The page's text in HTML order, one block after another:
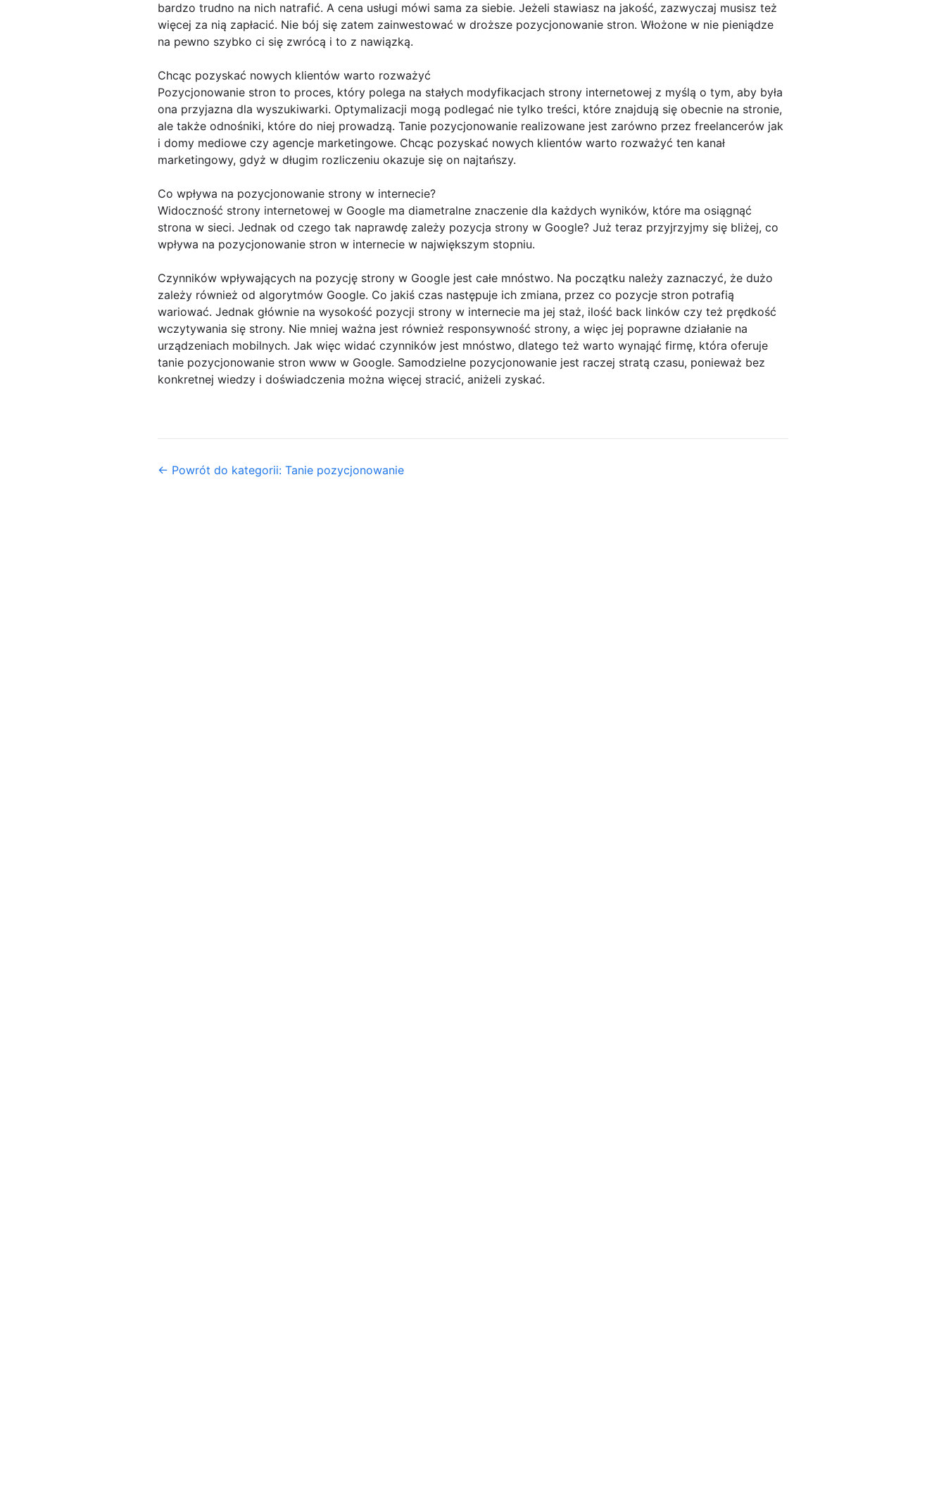
bardzo trudno na nich natrafić. A cena usługi mówi sama za siebie. Jeżeli stawiasz na jakość, zazwyczaj musisz też
więcej za nią zapłacić. Nie bój się zatem zainwestować w droższe pozycjonowanie stron. Włożone w nie pieniądze
na pewno szybko ci się zwrócą i to z nawiązką.
Chcąc pozyskać nowych klientów warto rozważyć
Pozycjonowanie stron to proces, który polega na stałych modyfikacjach strony internetowej z myślą o tym, aby była
ona przyjazna dla wyszukiwarki. Optymalizacji mogą podlegać nie tylko treści, które znajdują się obecnie na stronie,
ale także odnośniki, które do niej prowadzą. Tanie pozycjonowanie realizowane jest zarówno przez freelancerów jak
i domy mediowe czy agencje marketingowe. Chcąc pozyskać nowych klientów warto rozważyć ten kanał
marketingowy, gdyż w długim rozliczeniu okazuje się on najtańszy.
Co wpływa na pozycjonowanie strony w internecie?
Widoczność strony internetowej w Google ma diametralne znaczenie dla każdych wyników, które ma osiągnąć
strona w sieci. Jednak od czego tak naprawdę zależy pozycja strony w Google? Już teraz przyjrzyjmy się bliżej, co
wpływa na pozycjonowanie stron w internecie w największym stopniu.
Czynników wpływających na pozycję strony w Google jest całe mnóstwo. Na początku należy zaznaczyć, że dużo
zależy również od algorytmów Google. Co jakiś czas następuje ich zmiana, przez co pozycje stron potrafią
wariować. Jednak głównie na wysokość pozycji strony w internecie ma jej staż, ilość back linków czy też prędkość
wczytywania się strony. Nie mniej ważna jest również responsywność strony, a więc jej poprawne działanie na
urządzeniach mobilnych. Jak więc widać czynników jest mnóstwo, dlatego też warto wynająć firmę, która oferuje
tanie pozycjonowanie stron www w Google. Samodzielne pozycjonowanie jest raczej stratą czasu, ponieważ bez
konkretnej wiedzy i doświadczenia można więcej stracić, aniżeli zyskać.
← Powrót do kategorii: Tanie pozycjonowanie